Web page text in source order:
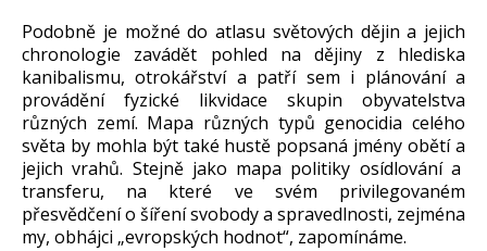
Podobně je možné do atlasu světových dějin a jejich
chronologie zavádět pohled na dějiny z hlediska
kanibalismu, otrokářství a patří sem i plánování a
provádění fyzické likvidace skupin obyvatelstva
různých zemí. Mapa různých typů genocidia celého
světa by mohla být také hustě popsaná jmény obětí a
jejich vrahů. Stejně jako mapa politiky osídlování a
transferu, na které ve svém privilegovaném
přesvědčení o šíření svobody a spravedlnosti, zejména
my, obhájci „evropských hodnot“, zapomínáme.